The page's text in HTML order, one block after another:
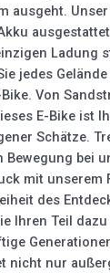
ausgeht.
Ladung
jedes
Von
E-Bike ist
Schätze.
bei
mit unserem
des
Ihren Teil
nicht nur